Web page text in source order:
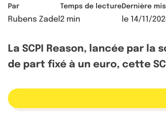
Par
Rubens Zadel
Temps de lecture
2 min
Dernière
le 14/11/
La SCPI Reason, lancée par
de part fixé à un euro, cette